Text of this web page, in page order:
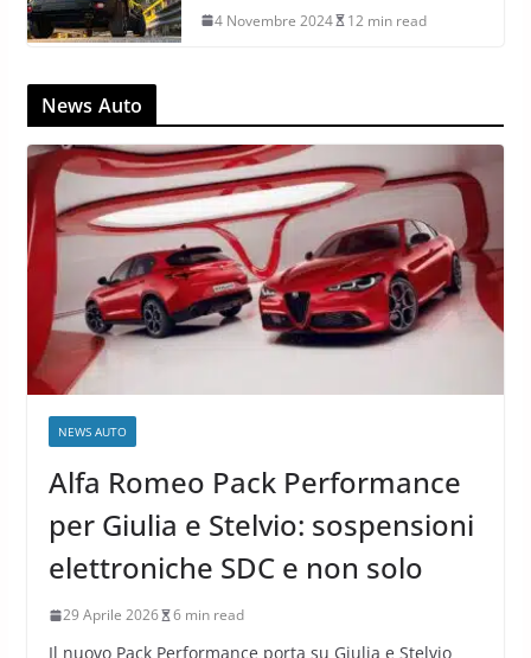
4 Novembre 2024 12 min read
News Auto
NEWS AUTO
Alfa Romeo Pack Performance
per Giulia e Stelvio: sospensioni
elettroniche SDC e non solo
29 Aprile 2026 6 min read
Il nuovo Pack Performance porta su Giulia e Stelvio